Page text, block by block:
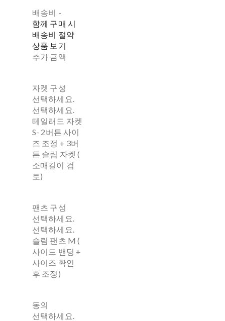
배송비 -
함께 구매 시
배송비 절약
상품 보기
추가 금액
자켓 구성
선택하세요.
선택하세요.
테일러드 자켓
S- 2버튼 사이
즈 조정 + 3버
튼 슬림 자켓 (
소매길이 검
토)
팬츠 구성
선택하세요.
선택하세요.
슬림 팬츠 M (
사이드 밴딩 +
사이즈 확인
후 조정)
동의
선택하세요.